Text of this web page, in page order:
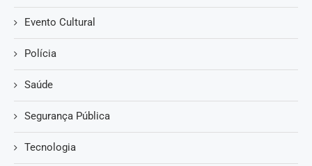
Evento Cultural
Polícia
Saúde
Segurança Pública
Tecnologia